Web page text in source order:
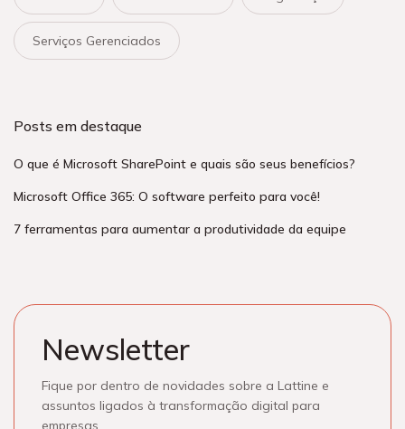
Serviços Gerenciados
Posts em destaque
O que é Microsoft SharePoint e quais são seus benefícios?
Microsoft Office 365: O software perfeito para você!
7 ferramentas para aumentar a produtividade da equipe
Newsletter
Fique por dentro de novidades sobre a Lattine e
assuntos ligados à transformação digital para
empresas